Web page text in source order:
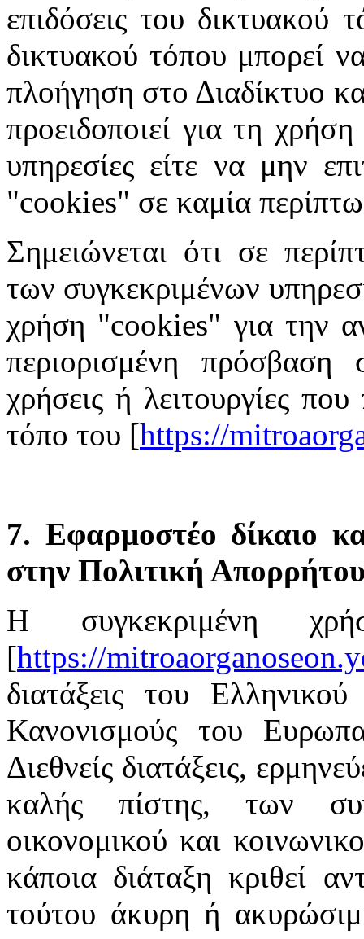
επιδόσεις του δικτυακού
δικτυακού τόπου μπορεί
πλοήγηση στο Διαδίκτυο
προειδοποιεί για τη
υπηρεσίες είτε να μην
"cookies" σε καμία
Σημειώνεται ότι σε
των συγκεκριμένων
χρήση "cookies" για την
περιορισμένη πρόσβαση
χρήσεις ή λειτουργίες
τόπο του [https://
7. Εφαρμοστέο δίκαιο
στην Πολιτική
Η συγκεκριμένη
[https://
διατάξεις του
Κανονισμούς του
Διεθνείς διατάξεις,
καλής πίστης, των
οικονομικού και
κάποια διάταξη κριθεί
τούτου άκυρη ή